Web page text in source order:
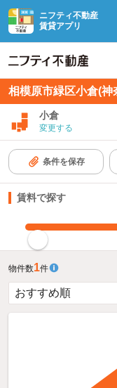
ニフティ不動産
賃貸アプリ
相模原市緑区小倉(
小倉
変更する
条件を保存
賃料で探す
物件数1件